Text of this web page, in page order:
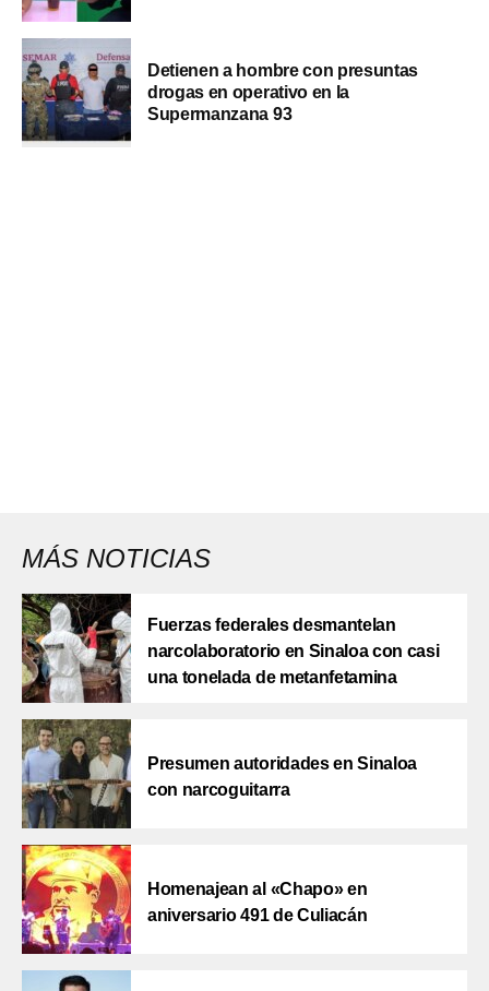
Detienen a hombre con presuntas
drogas en operativo en la
Supermanzana 93
MÁS NOTICIAS
Fuerzas federales desmantelan
narcolaboratorio en Sinaloa con casi
una tonelada de metanfetamina
Presumen autoridades en Sinaloa
con narcoguitarra
Homenajean al «Chapo» en
aniversario 491 de Culiacán